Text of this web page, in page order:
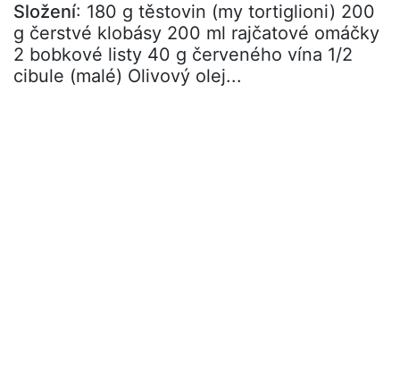
Složení: 180 g těstovin (my tortiglioni) 200
g čerstvé klobásy 200 ml rajčatové omáčky
2 bobkové listy 40 g červeného vína 1/2
cibule (malé) Olivový olej...